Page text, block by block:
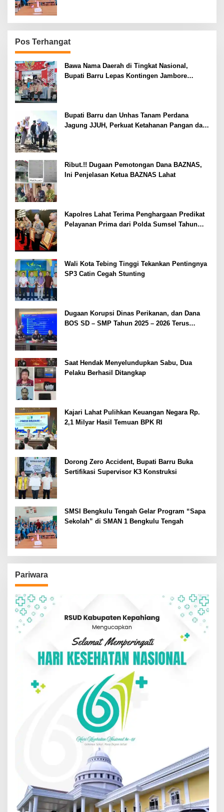
Pos Terhangat
Bawa Nama Daerah di Tingkat Nasional,
Bupati Barru Lepas Kontingen Jambore
Bupati Barru dan Unhas Tanam Perdana
Jagung JJUH, Perkuat Ketahanan Pangan dan
Ribut.!! Dugaan Pemotongan Dana BAZNAS,
Ini Penjelasan Ketua BAZNAS Lahat
Kapolres Lahat Terima Penghargaan Predikat
Pelayanan Prima dari Polda Sumsel Tahun
Wali Kota Tebing Tinggi Tekankan Pentingnya
SP3 Catin Cegah Stunting
Dugaan Korupsi Dinas Perikanan, dan Dana
BOS SD – SMP Tahun 2025 – 2026 Terus
Saat Hendak Menyelundupkan Sabu, Dua
Pelaku Berhasil Ditangkap
Kajari Lahat Pulihkan Keuangan Negara Rp.
2,1 Milyar Hasil Temuan BPK RI
Dorong Zero Accident, Bupati Barru Buka
Sertifikasi Supervisor K3 Konstruksi
SMSI Bengkulu Tengah Gelar Program “Sapa
Sekolah” di SMAN 1 Bengkulu Tengah
Pariwara